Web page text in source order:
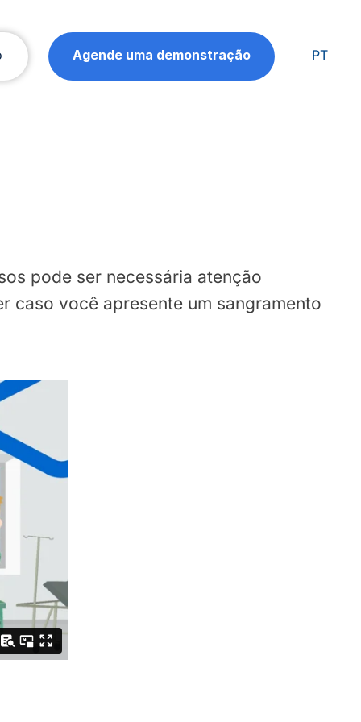
Agende uma demonstração PT
pode ser necessária atenção
caso você apresente um sangramento